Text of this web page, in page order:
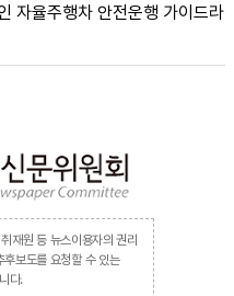
자율주행차 안전운행 가이드라
재원 등 뉴스이용자의 권리
보도를 요청할 수 있는
다.